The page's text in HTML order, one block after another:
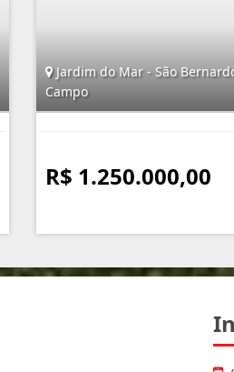
Jardim do Mar - São
Campo
R$ 1.250.000,00